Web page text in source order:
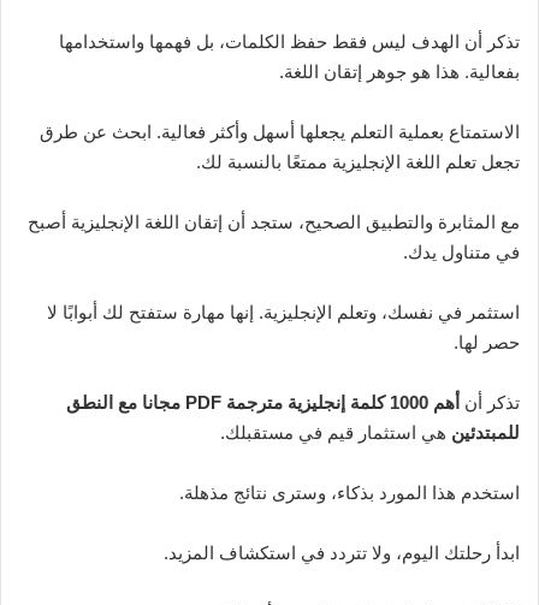
تذكر أن الهدف ليس فقط حفظ الكلمات، بل فهمها واستخدامها
بفعالية. هذا هو جوهر إتقان اللغة.
الاستمتاع بعملية التعلم يجعلها أسهل وأكثر فعالية. ابحث عن طرق
تجعل تعلم اللغة الإنجليزية ممتعًا بالنسبة لك.
مع المثابرة والتطبيق الصحيح، ستجد أن إتقان اللغة الإنجليزية أصبح
في متناول يدك.
استثمر في نفسك، وتعلم الإنجليزية. إنها مهارة ستفتح لك أبوابًا لا
حصر لها.
تذكر أن
أهم 1000 كلمة إنجليزية مترجمة PDF مجانا مع النطق
للمبتدئين هي استثمار قيم في مستقبلك.
استخدم هذا المورد بذكاء، وسترى نتائج مذهلة.
ابدأ رحلتك اليوم، ولا تتردد في استكشاف المزيد.